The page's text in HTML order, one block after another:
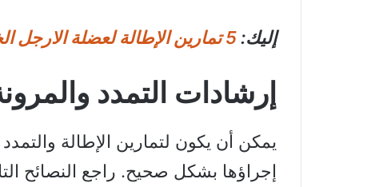
إليك:5 تمارين الإطالة لعضلة الارجل الخلفية | أوتار الركبة (Hamstrings)
إرشادات التمدد
يمكن أن يكون لتمارين الإطالة
إجراؤها بشكل صحيح. راجع النصائح